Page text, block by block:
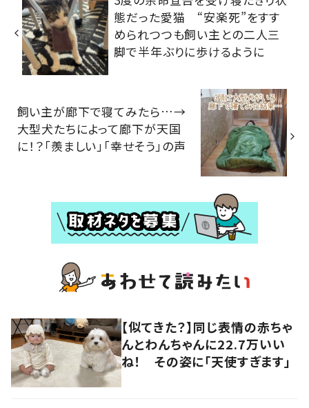
態だった愛猫 “安楽死”をすす
められつつも飼い主との二人三
脚で半年ぶりに歩けるように
飼い主が廊下で寝てみたら…→
大型犬たちによって廊下が天国
に！？「羨ましい」「幸せそう」の声
【似てきた？】同じ表情の赤ちゃ
んとわんちゃんに22.7万いい
ね！ その姿に「天使すぎます」